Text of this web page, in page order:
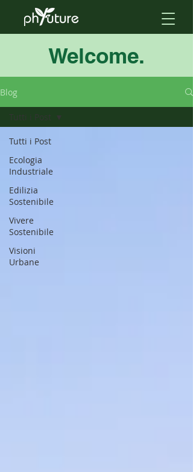
Welcome.
Blog
Tutti i Post
Ecologia
Industriale
Edilizia
Sostenibile
Vivere
Sostenibile
Visioni
Urbane